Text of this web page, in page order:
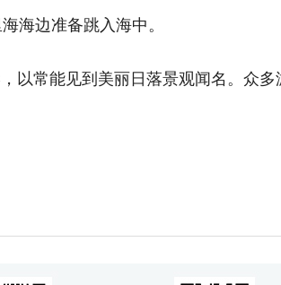
边准备跳入海中。
常能见到美丽日落景观闻名。众多